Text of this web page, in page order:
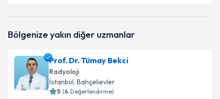
Bölgenize yakın diğer uzmanlar
Prof. Dr. Tümay Bekci
Radyoloji
İstanbul, Bahçelievler
5 (6 Değerlendirme)